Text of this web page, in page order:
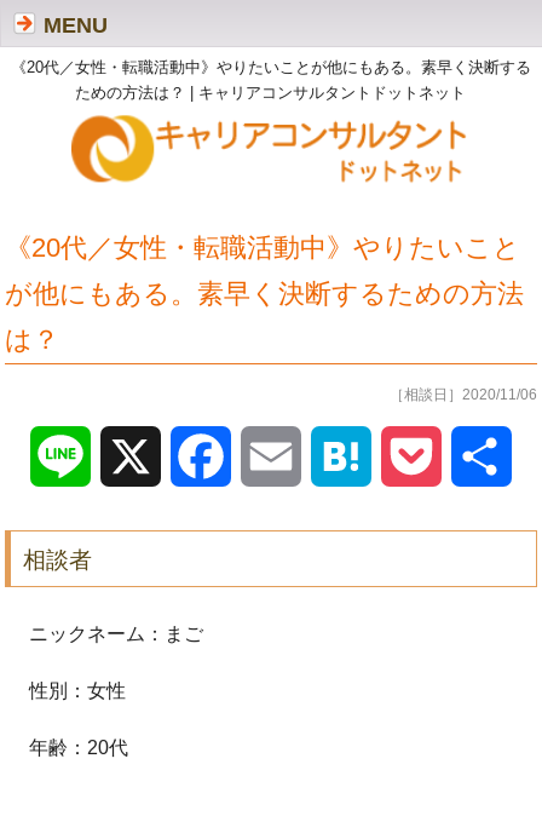
《20代／女性・転職活動中》やりたいことが他にもある。素早く決断する
ための方法は？ | キャリアコンサルタントドットネット
MENU
《20代／女性・転職活動中》やりたいこと
が他にもある。素早く決断するための方法
は？
［相談日］2020/11/06
Line Facebook Email Hatena Pocket
相談者
ニックネーム：まご
性別：女性
年齢：20代